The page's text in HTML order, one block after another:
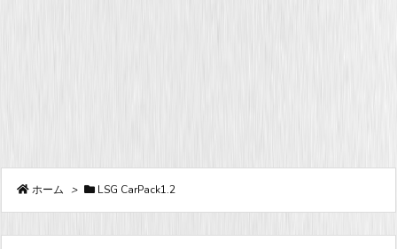
ホーム > LSG CarPack1.2